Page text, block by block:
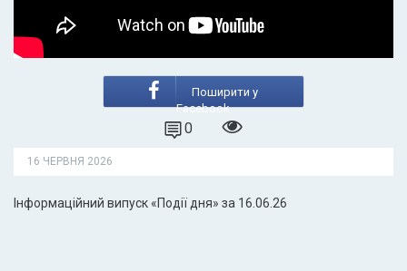
Поширити у
Facebook
0
16 ЧЕРВНЯ 2026
Інформаційний випуск «Події дня» за 16.06.26